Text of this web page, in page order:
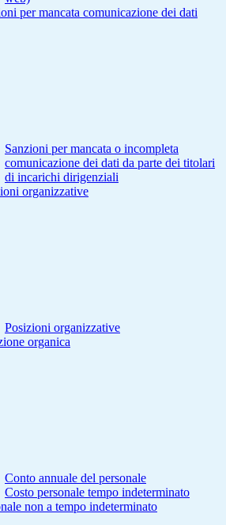
per mancata comunicazione dei dati
Sanzioni per mancata o incompleta
comunicazione dei dati da parte dei titolari
di incarichi dirigenziali
organizzative
Posizioni organizzative
organica
Conto annuale del personale
Costo personale tempo indeterminato
non a tempo indeterminato